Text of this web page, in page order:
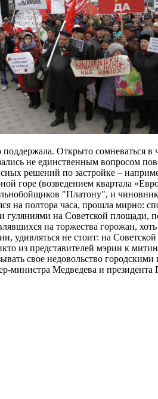
Открыто сомневаться
не единственным вопросом
решений по застройке –
горе (возведением квартала
"Платону", и
на полтора часа, прошла
гуляниями на Советской площади,
на торжества горожан,
удивляться не стоит: на
из представителей мэрии к
свое недовольство
министра Медведева и президента